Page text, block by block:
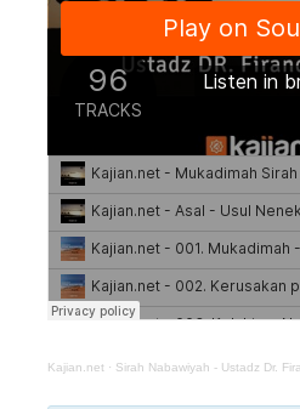
Kajian.net · Sirah Nabawiyah - Ustadz Dr.